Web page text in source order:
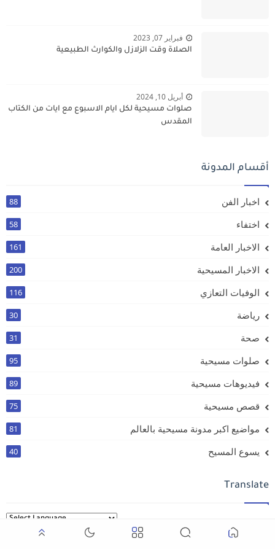
فبراير 07, 2023
الصلاة وقت الزلازل والكوارث الطبيعية
أبريل 10, 2024
صلوات مسيحية لكل ايام الاسبوع مع ايات من الكتاب
المقدس
أقسام المدونة
اخبار الفن 88
اختفاء 58
الاخبار العامة 161
الاخبار المسيحية 200
الوفيات التعازي 116
رياضة 30
صحة 31
صلوات مسيحية 95
فيديوهات مسيحية 89
قصص مسيحية 75
مواضيع اكبر مدونة مسيحية بالعالم 81
يسوع المسيح 40
Translate
Powered by Translate